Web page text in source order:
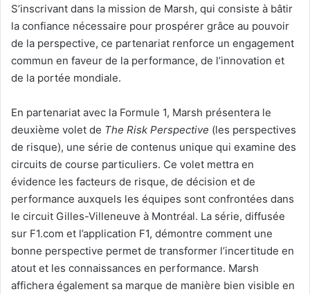
S’inscrivant dans la mission de Marsh, qui consiste à bâtir
la confiance nécessaire pour prospérer grâce au pouvoir
de la perspective, ce partenariat renforce un engagement
commun en faveur de la performance, de l’innovation et
de la portée mondiale.
En partenariat avec la Formule 1, Marsh présentera le
deuxième volet de The Risk Perspective (les perspectives
de risque), une série de contenus unique qui examine des
circuits de course particuliers. Ce volet mettra en
évidence les facteurs de risque, de décision et de
performance auxquels les équipes sont confrontées dans
le circuit Gilles-Villeneuve à Montréal. La série, diffusée
sur F1.com et l’application F1, démontre comment une
bonne perspective permet de transformer l’incertitude en
atout et les connaissances en performance. Marsh
affichera également sa marque de manière bien visible en